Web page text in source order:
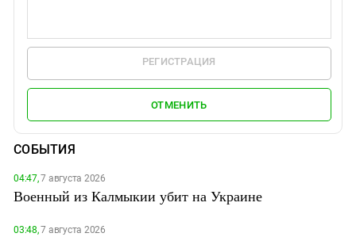
РЕГИСТРАЦИЯ
ОТМЕНИТЬ
СОБЫТИЯ
04:47,7 августа 2026
Военный из Калмыкии убит на Украине
03:48,7 августа 2026